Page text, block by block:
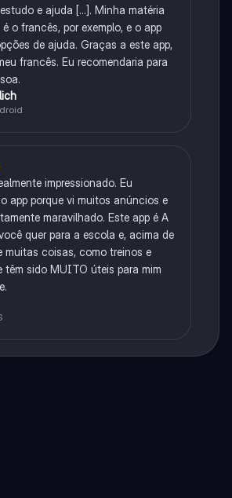
e ajuda [...]. Minha matéria
o francês, por exemplo, e o app
de ajuda. Graças a este app,
francês. Eu recomendaria para
impressionado. Eu
app porque vi muitos anúncios e
maravilhado. Este app é A
quer para a escola e, acima de
muitas coisas, como treinos e
têm sido MUITO úteis para mim